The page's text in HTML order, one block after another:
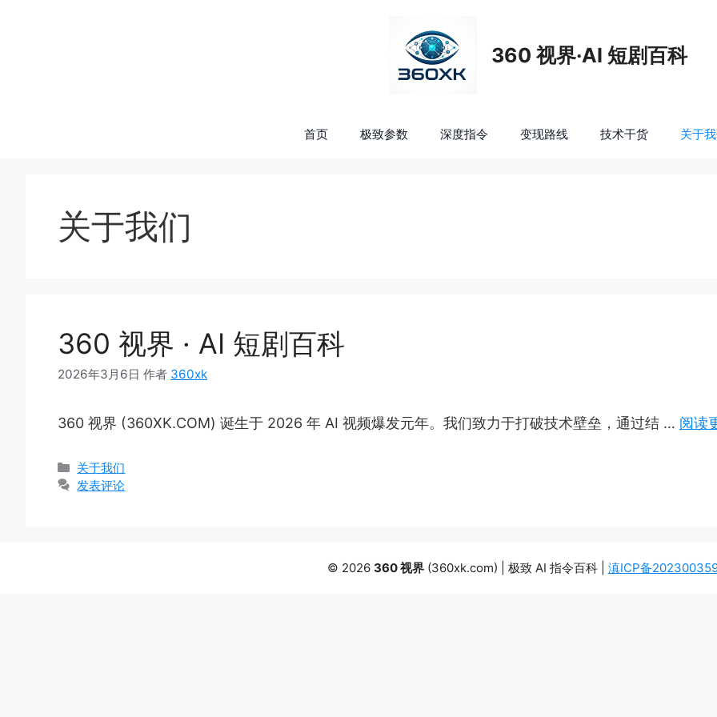
360 视界·AI 短剧百科
首页 极致参数 深度指令 变现路线 技术干货 关于
关于我们
360 视界 · AI 短剧百科
2026年3月6日 作者 360xk
360 视界 (360XK.COM) 诞生于 2026 年 AI 视频爆发元年。我们致力于打破技术壁垒，通过结 … 阅读
分
类
关于我们
发表评论
© 2026 360 视界(360xk.com) | 极致 AI 指令百科 | 滇ICP备